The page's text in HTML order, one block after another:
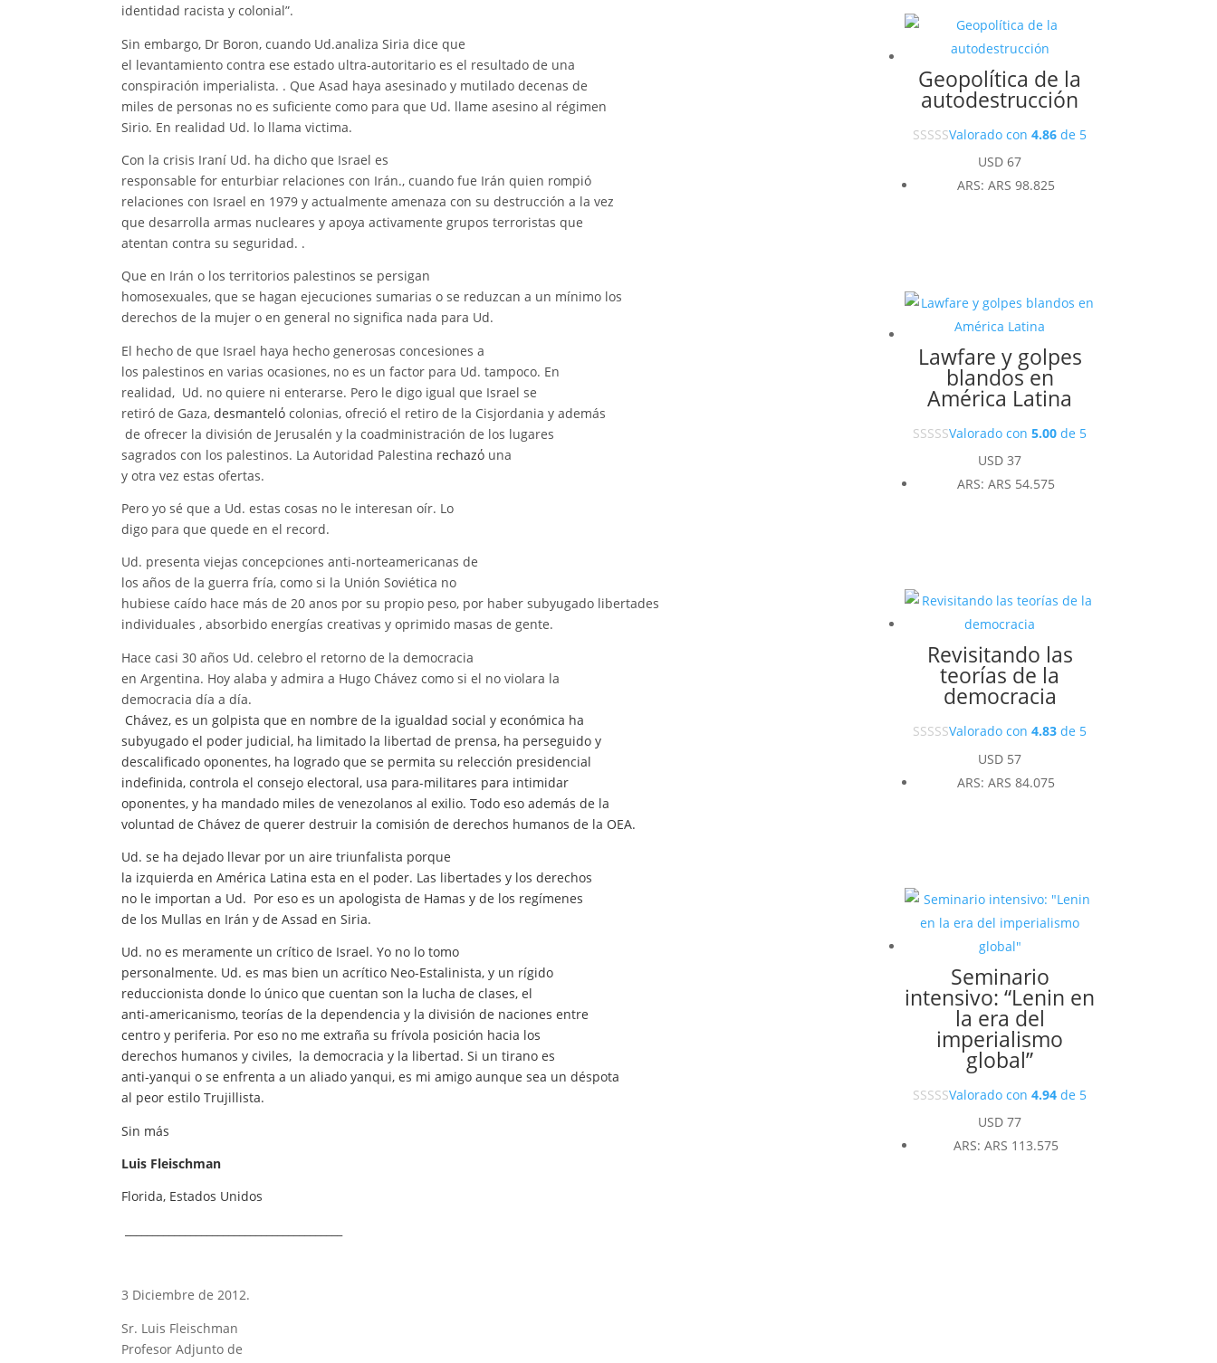
identidad racista y colonial”.
Sin embargo, Dr Boron, cuando Ud.analiza Siria dice que
el levantamiento contra ese estado ultra-autoritario es el resultado de una
conspiración imperialista. . Que Asad haya asesinado y mutilado decenas de
miles de personas no es suficiente como para que Ud. llame asesino al régimen
Sirio. En realidad Ud. lo llama victima.
Con la crisis Iraní Ud. ha dicho que Israel es
responsable for enturbiar relaciones con Irán., cuando fue Irán quien rompió
relaciones con Israel en 1979 y actualmente amenaza con su destrucción a la vez
que desarrolla armas nucleares y apoya activamente grupos terroristas que
atentan contra su seguridad. .
Que en Irán o los territorios palestinos se persigan
homosexuales, que se hagan ejecuciones sumarias o se reduzcan a un mínimo los
derechos de la mujer o en general no significa nada para Ud.
El hecho de que Israel haya hecho generosas concesiones a
los palestinos en varias ocasiones, no es un factor para Ud. tampoco. En
realidad, Ud. no quiere ni enterarse. Pero le digo igual que Israel se
retiró de Gaza,desmantelόcolonias, ofreció el retiro de la Cisjordania y además
de ofrecer la división de Jerusalén y la coadministración de los lugares
sagrados con los palestinos. La Autoridad Palestina rechazό una
y otra vez estas ofertas.
Pero yo sé que a Ud. estas cosas no le interesan oír. Lo
digo para que quede en el record.
Ud. presenta viejas concepciones anti-norteamericanas de
los años de la guerra fría, como si la Unión Soviética no
hubiese caído hace más de 20 anos por su propio peso, por haber subyugado libertades
individuales , absorbido energías creativas y oprimido masas de gente.
Hace casi 30 años Ud. celebro el retorno de la democracia
en Argentina. Hoy alaba y admira a Hugo Chávez como si el no violara la
democracia día a día.
Chávez, es un golpista que en nombre de la igualdad social y económica ha
subyugado el poder judicial, ha limitado la libertad de prensa, ha perseguido y
descalificado oponentes, ha logrado que se permita su relección presidencial
indefinida, controla el consejo electoral, usa para-militares para intimidar
oponentes, y ha mandado miles de venezolanos al exilio. Todo eso además de la
voluntad de Chávez de querer destruir la comisión de derechos humanos de la OEA.
Ud. se ha dejado llevar por un aire triunfalista porque
la izquierda en América Latina esta en el poder. Las libertades y los derechos
no le importan a Ud. Por eso es un apologista de Hamas y de los regímenes
de los Mullas en Irán y de Assad en Siria.
Ud. no es meramente un crítico de Israel. Yo no lo tomo
personalmente. Ud. es mas bien un acrítico Neo-Estalinista, y un rígido
reduccionista donde lo único que cuentan son la lucha de clases, el
anti-americanismo, teorías de la dependencia y la división de naciones entre
centro y periferia. Por eso no me extraña su frívola posición hacia los
derechos humanos y civiles, la democracia y la libertad. Si un tirano es
anti-yanqui o se enfrenta a un aliado yanqui, es mi amigo aunque sea un déspota
al peor estilo Trujillista.
Sin más
Luis Fleischman
Florida, Estados Unidos
3 Diciembre de 2012.
Sr. Luis Fleischman
Profesor Adjunto de
Geopolítica de la
autodestrucción
Valorado con4.86 de 5
USD 67
ARS:ARS 98.825
Lawfare y golpes
blandos en
América Latina
Valorado con5.00 de 5
USD 37
ARS:ARS 54.575
Revisitando las
teorías de la
democracia
Valorado con4.83 de 5
USD 57
ARS:ARS 84.075
Seminario
intensivo: “Lenin en
la era del
imperialismo
global”
Valorado con4.94 de 5
USD 77
ARS:ARS 113.575